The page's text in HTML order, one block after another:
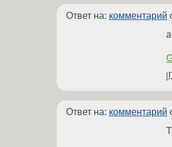
Ответ на: комментарий
Ответ на: комментарий